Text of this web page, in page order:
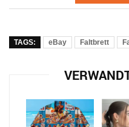
TAGS: eBay Faltbrett